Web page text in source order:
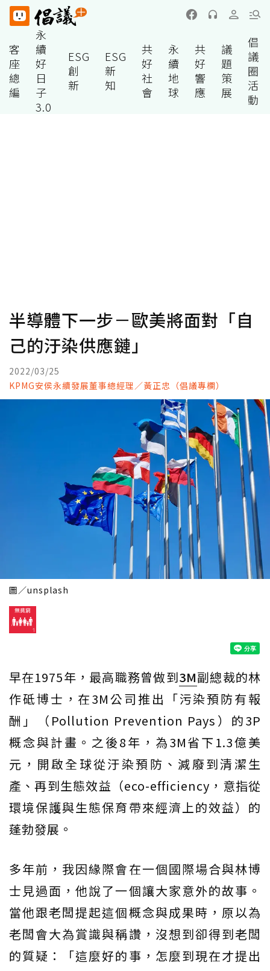
客
座
總
編
永
續
好
日
子
3.0
ESG
創
新
ESG
新
知
共
好
社
會
永
續
地
球
共
好
響
應
議
題
策
展
倡
議
圈
活
動
半導體下一步－歐美將面對「自
己的汙染供應鏈」
2022/03/25
KPMG安侯永續發展董事總經理／黃正忠（倡議專欄）
圖／unsplash
早在1975年，最高職務曾做到3M副總裁的林
作砥博士，在3M公司推出「污染預防有報
酬」（Pollution Prevention Pays）的3P
概念與計畫。之後8年，為3M省下1.3億美
元，開啟全球從汙染預防、減廢到清潔生
產、再到生態效益（eco-efficiency，意指從
環境保護與生態保育帶來經濟上的效益）的
蓬勃發展。
多年前，我因緣際會在一個國際場合與林博
士見過面，他說了一個讓大家意外的故事。
當他跟老闆提起這個概念與成果時，原以為
老闆會大為賞識與稱讚，沒想到卻得到老闆
的質疑：「這麼好的事，怎麼到現在才提出